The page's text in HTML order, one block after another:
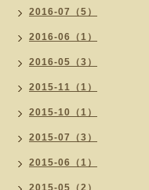
2016-07（5）
2016-06（1）
2016-05（3）
2015-11（1）
2015-10（1）
2015-07（3）
2015-06（1）
2015-05（2）